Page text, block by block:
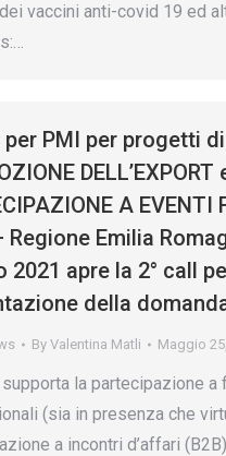
vaccini anti-covid 19 ed
per PMI per progetti di
DELL’EXPORT
A EVENTI
Regione Emilia
2021 apre la 2° call
della
By Valentina Matli Maggio
la partecipazione a
(sia in presenza che
a incontri d’affari